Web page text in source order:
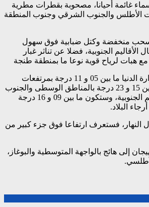
غائمة أحيانا، مصحوبة بقطرات مطرية
الأطلس والجنوب الشرقي وجنوب المنطقة
منخفضة وكتل ضبابية فوق سهول
الجنوبية، فضلا عن تناثر غبار
هبات لرياح قوية نوعا ما بمنطقة طنجة
وستتراوح درجات الحرارة الدنيا ما بين 05 و 11 درجة بمرتفعات
الأطلس والريف، وما بين 15 و 23 درجة بالمناطق الوسطى والجنوب
الشرقي للبلاد وبالأقاليم الجنوبية، وستكون ما بين 09 و 16 درجة
البلاد.
النهار، فستعرف ارتفاعا فوق جزء كبير من
إلى هائج بالواجهة المتوسطية والبوغاز،